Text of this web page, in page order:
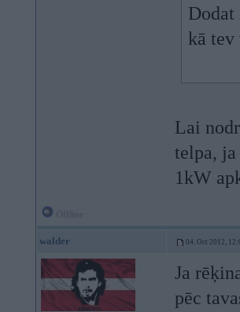
Dodat
kā
Lai
telpa,
1kW
walder 04. Oct 2012,
Ja
pēc